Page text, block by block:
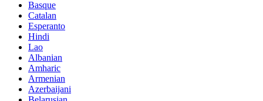
Basque
Catalan
Esperanto
Hindi
Lao
Albanian
Amharic
Armenian
Azerbaijani